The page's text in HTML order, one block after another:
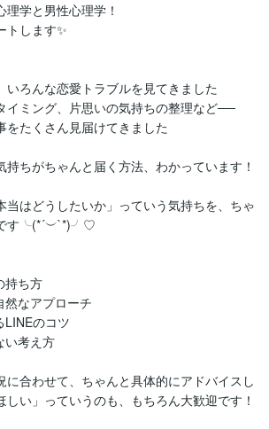
学と男性心理学！
トします✨
いろんな恋愛トラブルを見てきました
イミング、片思いの気持ちの整理など──
をたくさん見届けてきました
持ちがちゃんと届く方法、わかっています！
当はどうしたいか」っていう気持ちを、ちゃ
す╰(*´︶`*)╯♡
持ち方
然なアプローチ
LINEのコツ
い考え方
に合わせて、ちゃんと具体的にアドバイスし
しい」っていうのも、もちろん大歓迎です！